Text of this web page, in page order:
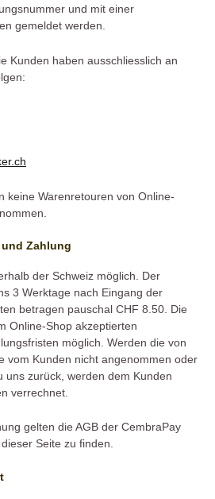
und mit einer
gemeldet werden.
Kunden haben ausschliesslich an
keine Warenretouren von Online-
Zahlung
der Schweiz möglich. Der
3 Werktage nach Eingang der
betragen pauschal CHF 8.50. Die
Online-Shop akzeptierten
möglich. Werden die von
vom Kunden nicht angenommen oder
uns zurück, werden dem Kunden
verrechnet.
gelten die AGB der CembraPay
Seite zu finden.